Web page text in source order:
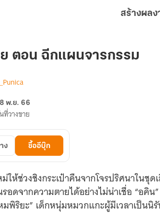
สร้างผลง
ตอน ฉีกแผนจารกรรม
พ.ย. 66
ที่วางขาย
ง ซื้ออีบุ๊ก
ให้ช่วงชิงกระเป๋าคืนจากโจรปริศนาในชุ
อดจากความตายได้อย่างไม่น่าเชื่อ “อคิน
มพิริยะ” เด็กหนุ่มหมวกแกะผู้มีเวลาเป็นนิ